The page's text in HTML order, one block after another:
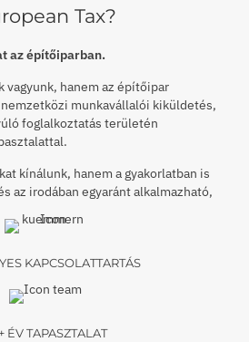
Tax?
az építőiparban.
vagyunk, hanem az építőipar
munkavállalói kiküldetés,
foglalkoztatás területén
kínálunk, hanem a gyakorlatban is
az irodában egyaránt alkalmazható,
KAPCSOLATTARTÁS
ÉV TAPASZTALAT